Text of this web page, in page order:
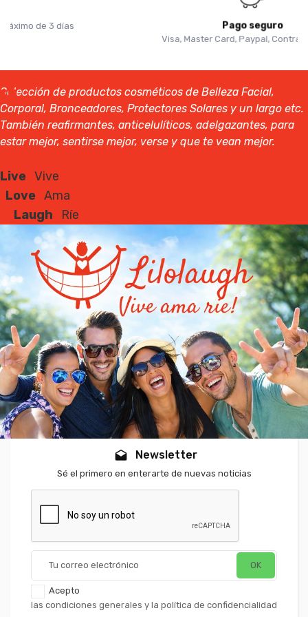
Visa, Master Card, Paypal, Contrarrembolso
Selección de productos cosméticos de Belleza Facial,
Corporal, Bronceadores, Protectores Solares y un largo etc.
También reafirmantes, anticelulíticos, adelgazantes, para
estar mejor, sentirse mejor, verse y que te vean mejor.
Live Vive
Love Ama
Laugh Ríe
drafts Newsletter
Sé el primero en enterarte de nuevas noticias
Acepto
las condiciones generales y la política de confidencialidad